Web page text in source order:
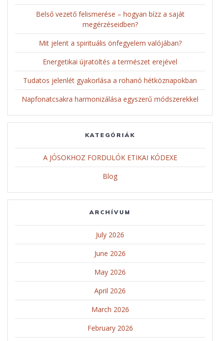
Belső vezető felismerése – hogyan bízz a saját
megérzéseidben?
Mit jelent a spirituális önfegyelem valójában?
Energetikai újratöltés a természet erejével
Tudatos jelenlét gyakorlása a rohanó hétköznapokban
Napfonatcsakra harmonizálása egyszerű módszerekkel
KATEGÓRIÁK
A JÓSOKHOZ FORDULÓK ETIKAI KÓDEXE
Blog
ARCHÍVUM
July 2026
June 2026
May 2026
April 2026
March 2026
February 2026